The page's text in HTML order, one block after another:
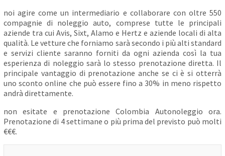
noi agire come un intermediario e collaborare con oltre 550
compagnie di noleggio auto, comprese tutte le principali
aziende tra cui Avis, Sixt, Alamo e Hertz e aziende locali di alta
qualità. Le vetture che forniamo sarà secondo i più alti standard
e servizi cliente saranno forniti da ogni azienda così la tua
esperienza di noleggio sarà lo stesso prenotazione diretta. Il
principale vantaggio di prenotazione anche se ci è si otterrà
uno sconto online che può essere fino a 30% in meno rispetto
andrà direttamente.
non esitate e prenotazione Colombia Autonoleggio ora.
Prenotazione di 4 settimane o più prima del previsto può molti
€€€.